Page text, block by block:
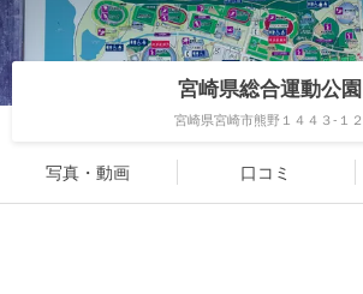
宮崎県総合運動公園
宮崎県宮崎市熊野１４４３-１２
写真・動画 口コミ